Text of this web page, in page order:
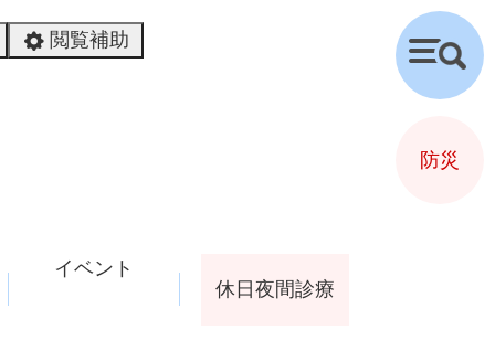
閲覧補助
イベント
休日夜間診療
検
索
防災